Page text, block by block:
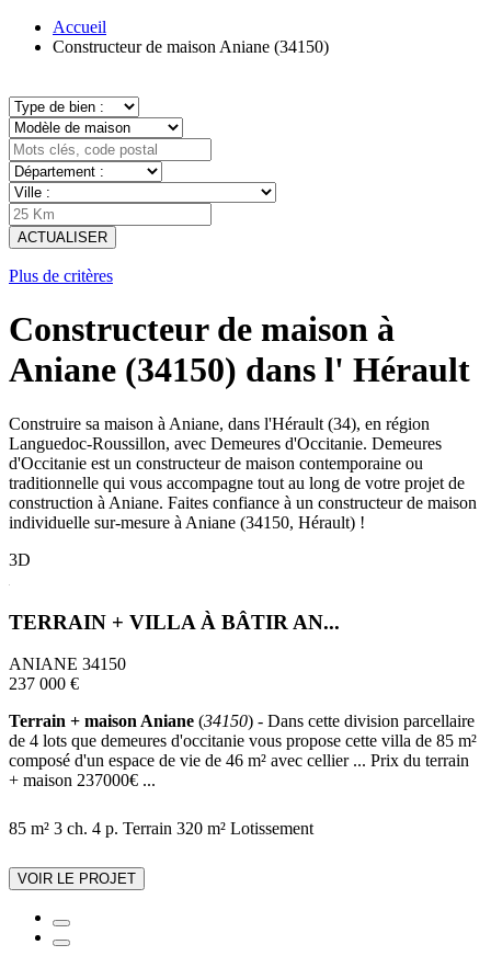
Accueil
Constructeur de maison Aniane (34150)
ACTUALISER
Plus de critères
Constructeur de maison à
Aniane (34150) dans l' Hérault
Construire sa maison à Aniane, dans l'Hérault (34), en région
Languedoc-Roussillon, avec Demeures d'Occitanie. Demeures
d'Occitanie est un constructeur de maison contemporaine ou
traditionnelle qui vous accompagne tout au long de votre projet de
construction à Aniane. Faites confiance à un constructeur de maison
individuelle sur-mesure à Aniane (34150, Hérault) !
3D
TERRAIN + VILLA À BÂTIR AN...
ANIANE 34150
237 000 €
Terrain + maison Aniane (34150) - Dans cette division parcellaire
de 4 lots que demeures d'occitanie vous propose cette villa de 85 m²
composé d'un espace de vie de 46 m² avec cellier ... Prix du terrain
+ maison 237000€ ...
85 m² 3 ch. 4 p. Terrain 320 m² Lotissement
VOIR LE PROJET